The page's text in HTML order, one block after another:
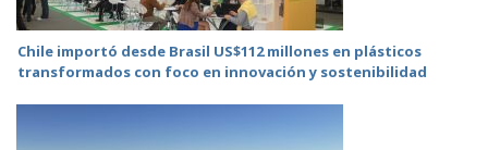
Chile importó desde Brasil US$112 millones en plásticos
transformados con foco en innovación y sostenibilidad